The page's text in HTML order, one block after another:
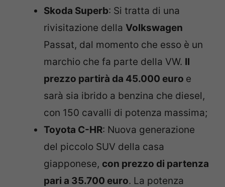
Skoda Superb: Si tratta di una
rivisitazione della Volkswagen
Passat, dal momento che esso è un
marchio che fa parte della VW. Il
prezzo partirà da 45.000 euro e
sarà sia ibrido a benzina che diesel,
con 150 cavalli di potenza massima;
Toyota C-HR: Nuova generazione
del piccolo SUV della casa
giapponese, con prezzo di partenza
pari a 35.700 euro. La potenza